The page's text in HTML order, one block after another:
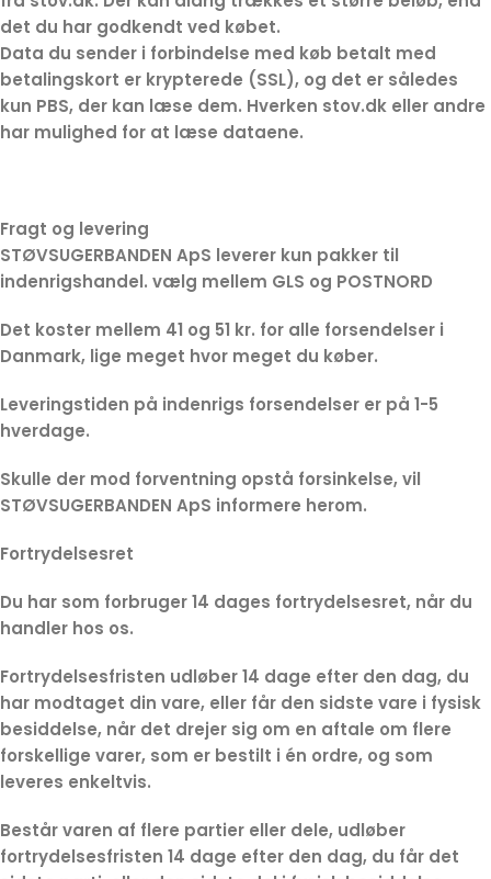
det du har godkendt ved købet.
Data du sender i forbindelse med køb betalt med
betalingskort er krypterede (SSL), og det er således
kun PBS, der kan læse dem. Hverken stov.dk eller andre
har mulighed for at læse dataene.
Fragt og levering
STØVSUGERBANDEN ApS leverer kun pakker til
indenrigshandel. vælg mellem GLS og POSTNORD
Det koster mellem 41 og 51 kr. for alle forsendelser i
Danmark, lige meget hvor meget du køber.
Leveringstiden på indenrigs forsendelser er på 1-5
hverdage.
Skulle der mod forventning opstå forsinkelse, vil
STØVSUGERBANDEN ApS informere herom.
Fortrydelsesret
Du har som forbruger 14 dages fortrydelsesret, når du
handler hos os.
Fortrydelsesfristen udløber 14 dage efter den dag, du
har modtaget din vare, eller får den sidste vare i fysisk
besiddelse, når det drejer sig om en aftale om flere
forskellige varer, som er bestilt i én ordre, og som
leveres enkeltvis.
Består varen af flere partier eller dele, udløber
fortrydelsesfristen 14 dage efter den dag, du får det